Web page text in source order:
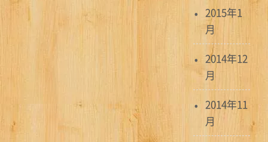
2015年1
月
2014年12
月
2014年11
月